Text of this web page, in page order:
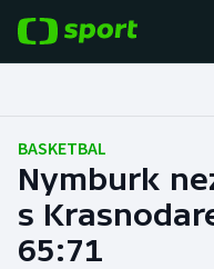
Fotbal
Hokej
Tenis
BASKETBAL
Nymburk
s
65:71